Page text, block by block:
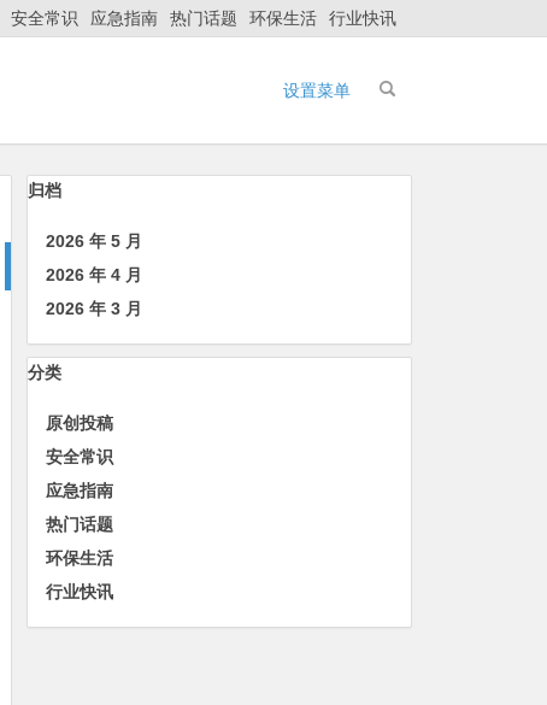
安全常识 应急指南 热门话题 环保生活 行业快讯
设置菜单
归档
2026 年 5 月
2026 年 4 月
2026 年 3 月
分类
原创投稿
安全常识
应急指南
热门话题
环保生活
行业快讯